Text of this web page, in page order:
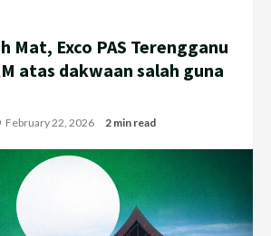
Mat, Exco PAS Terengganu
atas dakwaan salah guna
February 22, 2026 2 min read